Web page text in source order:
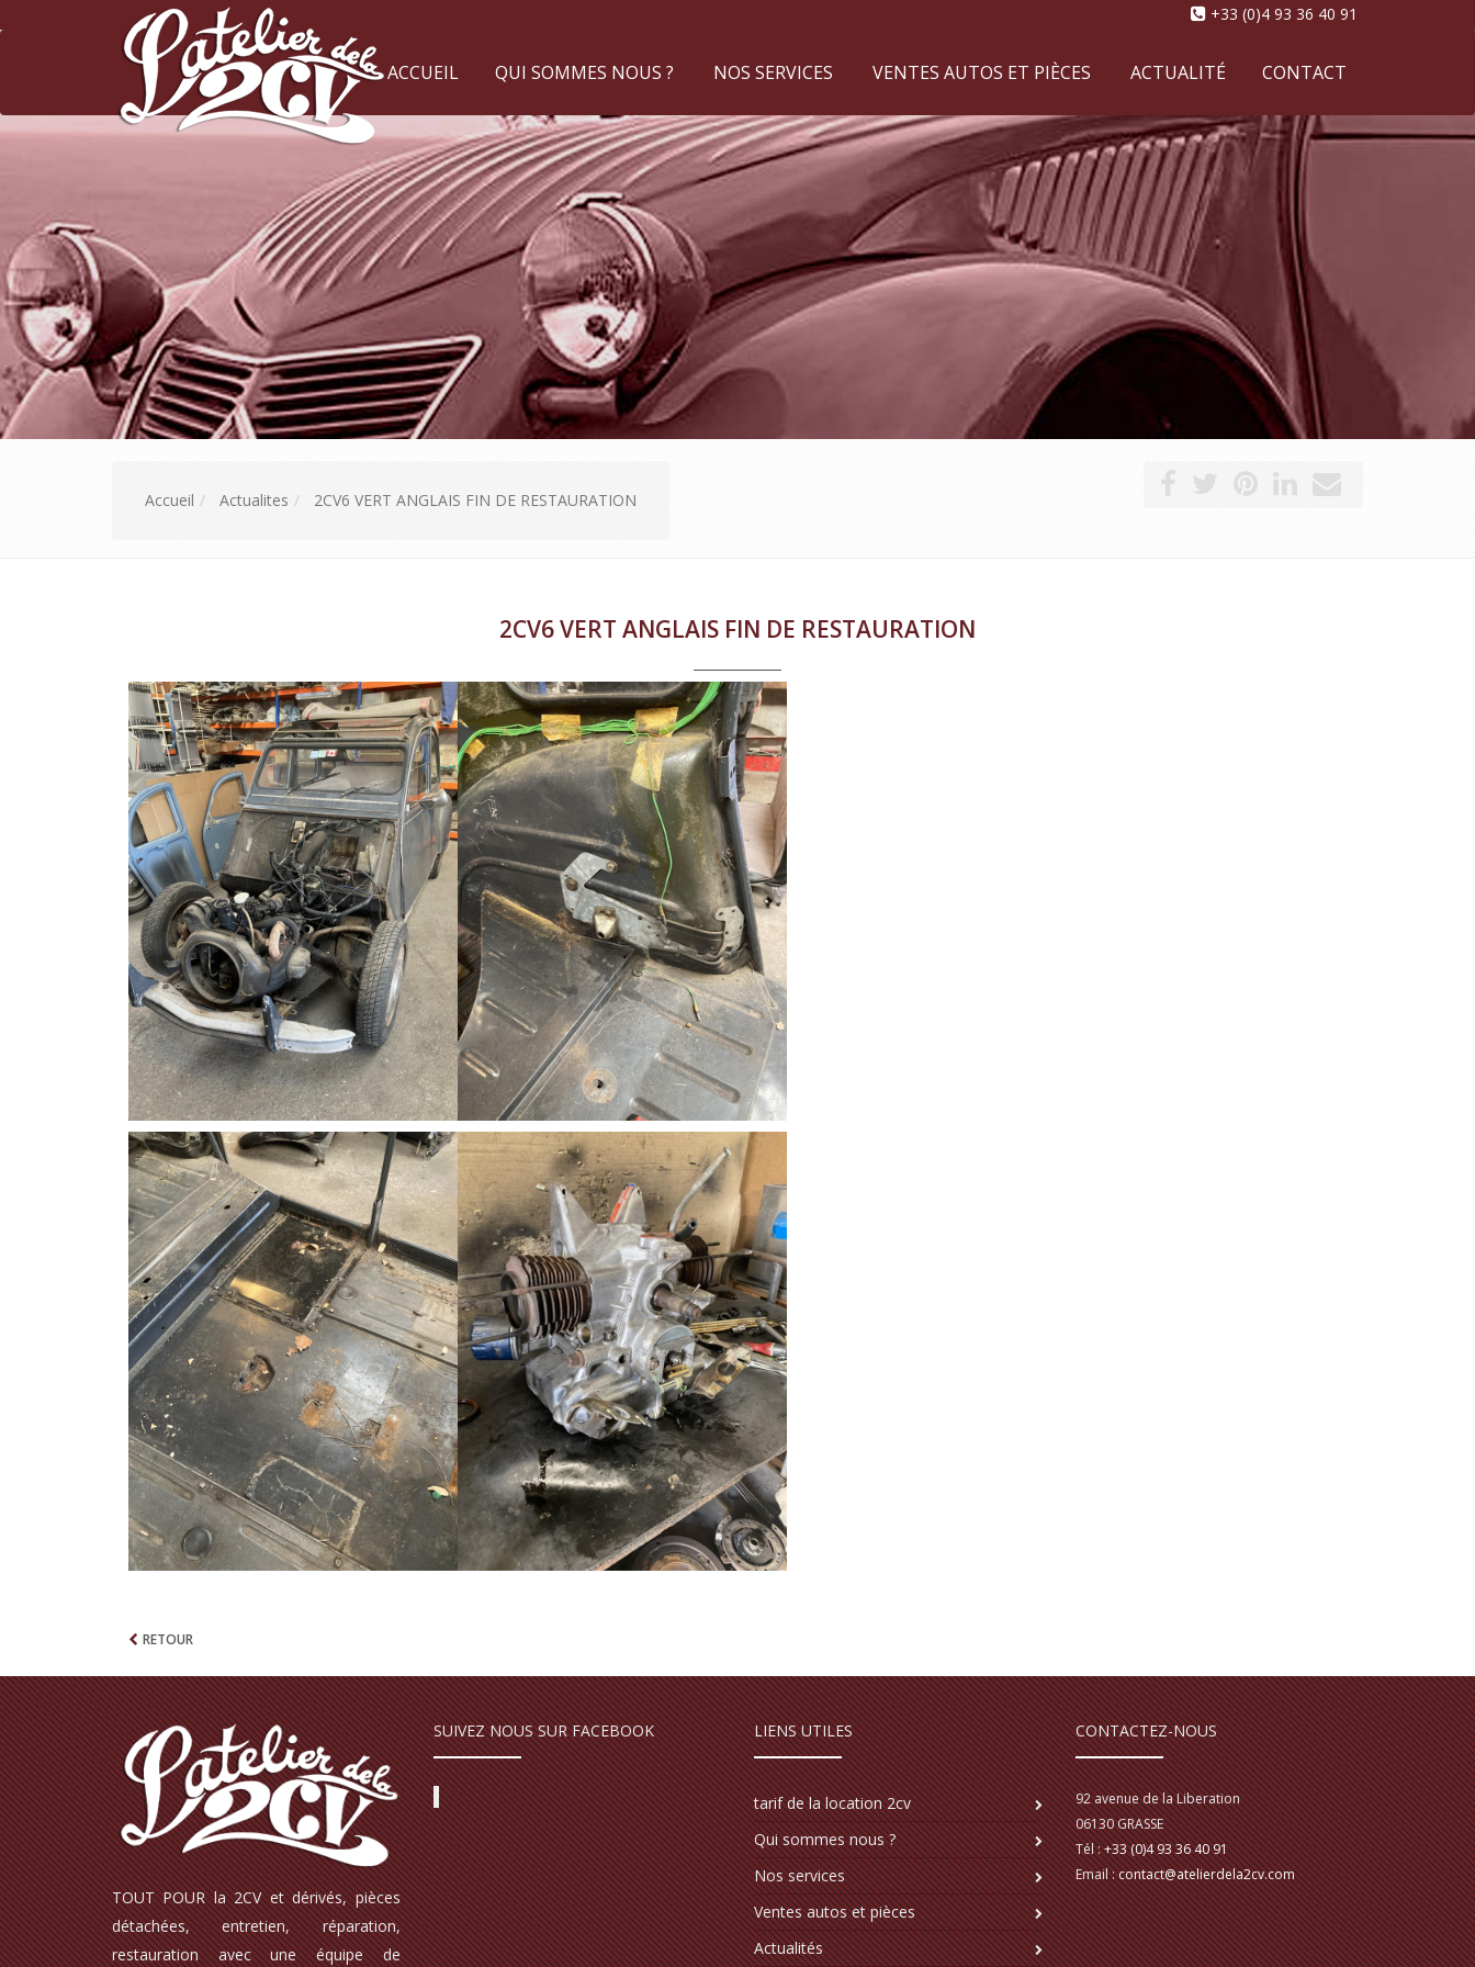
+33 (0)4 93 36 40 91
ACCUEIL QUI SOMMES NOUS ? NOS SERVICES VENTES AUTOS ET PIÈCES ACTUALITÉ CONTACT
Accueil Actualites 2CV6 VERT ANGLAIS FIN DE RESTAURATION
2CV6 VERT ANGLAIS FIN DE RESTAURATION
RETOUR
TOUT POUR la 2CV et dérivés, pièces
détachées, entretien, réparation,
restauration avec une équipe de
SUIVEZ NOUS SUR FACEBOOK LIENS UTILES
tarif de la location 2cv
Qui sommes nous ?
Nos services
Ventes autos et pièces
Actualités
CONTACTEZ-NOUS
92 avenue de la Liberation
06130GRASSE
Tél :+33 (0)4 93 36 40 91
Email :contact@atelierdela2cv.com